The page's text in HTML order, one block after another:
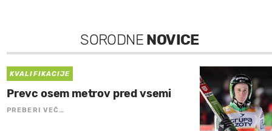
SORODNE NOVICE
KVALIFIKACIJE
Prevc osem metrov pred vsemi
PREBERI VEČ…